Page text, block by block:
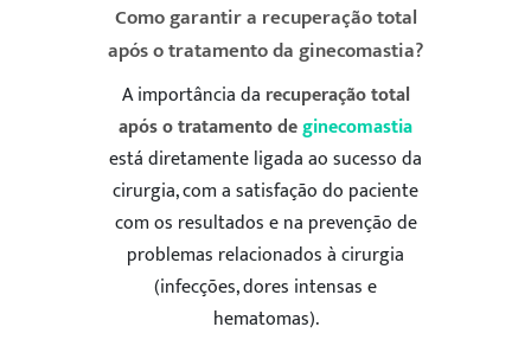
Como garantir a recuperação total
após o tratamento da ginecomastia?
A importância da recuperação total
após o tratamento deginecomastia
está diretamente ligada ao sucesso da
cirurgia, com a satisfação do paciente
com os resultados e na prevenção de
problemas relacionados à cirurgia
(infecções, dores intensas e
hematomas).